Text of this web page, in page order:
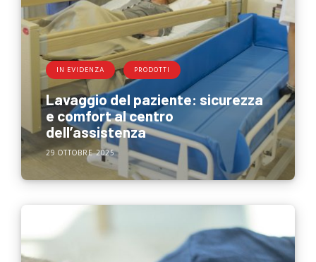
IN EVIDENZA PRODOTTI
Lavaggio del paziente: sicurezza
e comfort al centro
dell’assistenza
29 OTTOBRE 2025